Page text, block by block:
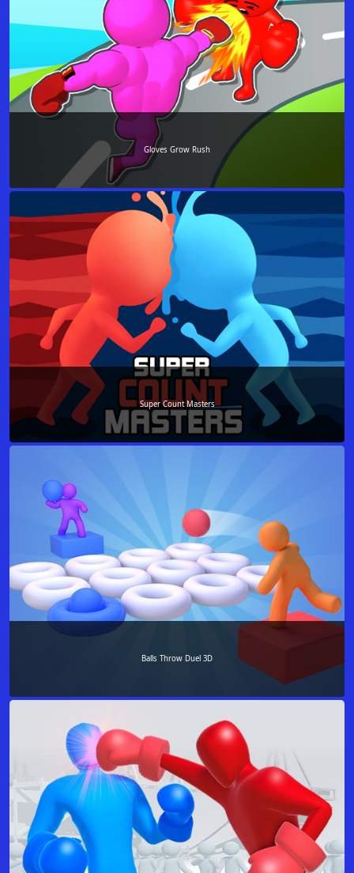
Gloves Grow Rush
Super Count Masters
Balls Throw Duel 3D